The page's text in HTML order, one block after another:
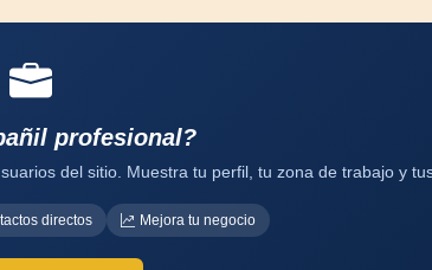
profesional?
del sitio. Muestra tu perfil, tu zona de trabajo y
directos Mejora tu negocio